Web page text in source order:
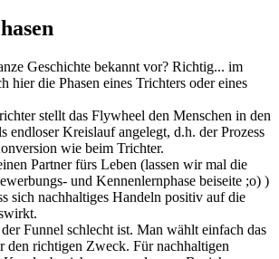
Geschichte bekannt vor? Richtig... im
hier die Phasen eines Trichters oder eines
stellt das Flywheel den Menschen in den
endloser Kreislauf angelegt, d.h. der Prozess
wie beim Trichter.
Partner fürs Leben (lassen wir mal die
und Kennenlernphase beiseite ;o) )
sich nachhaltiges Handeln positiv auf die
Funnel schlecht ist. Man wählt einfach das
den richtigen Zweck. Für nachhaltigen